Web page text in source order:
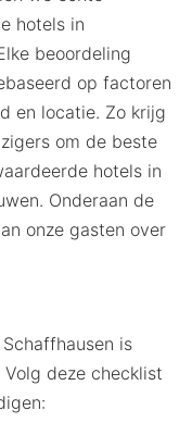
hotels in
beoordeling
op factoren
en locatie. Zo krijg
om de beste
hotels in
Onderaan de
onze gasten over
is
deze checklist